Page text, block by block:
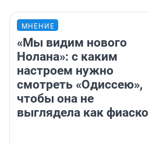
МНЕНИЕ
«Мы видим нового
Нолана»: с каким
настроем нужно
смотреть «Одиссею»,
чтобы она не
выглядела как фиаско